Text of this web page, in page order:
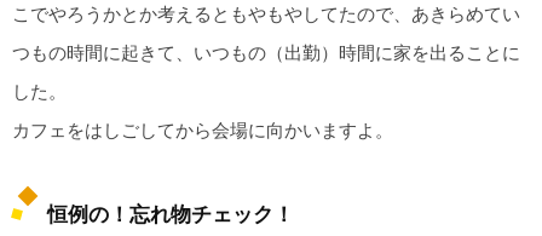
こでやろうかとか考えるともやもやしてたので、あきらめてい
つもの時間に起きて、いつもの（出勤）時間に家を出ることに
した。
カフェをはしごしてから会場に向かいますよ。
恒例の！忘れ物チェック！